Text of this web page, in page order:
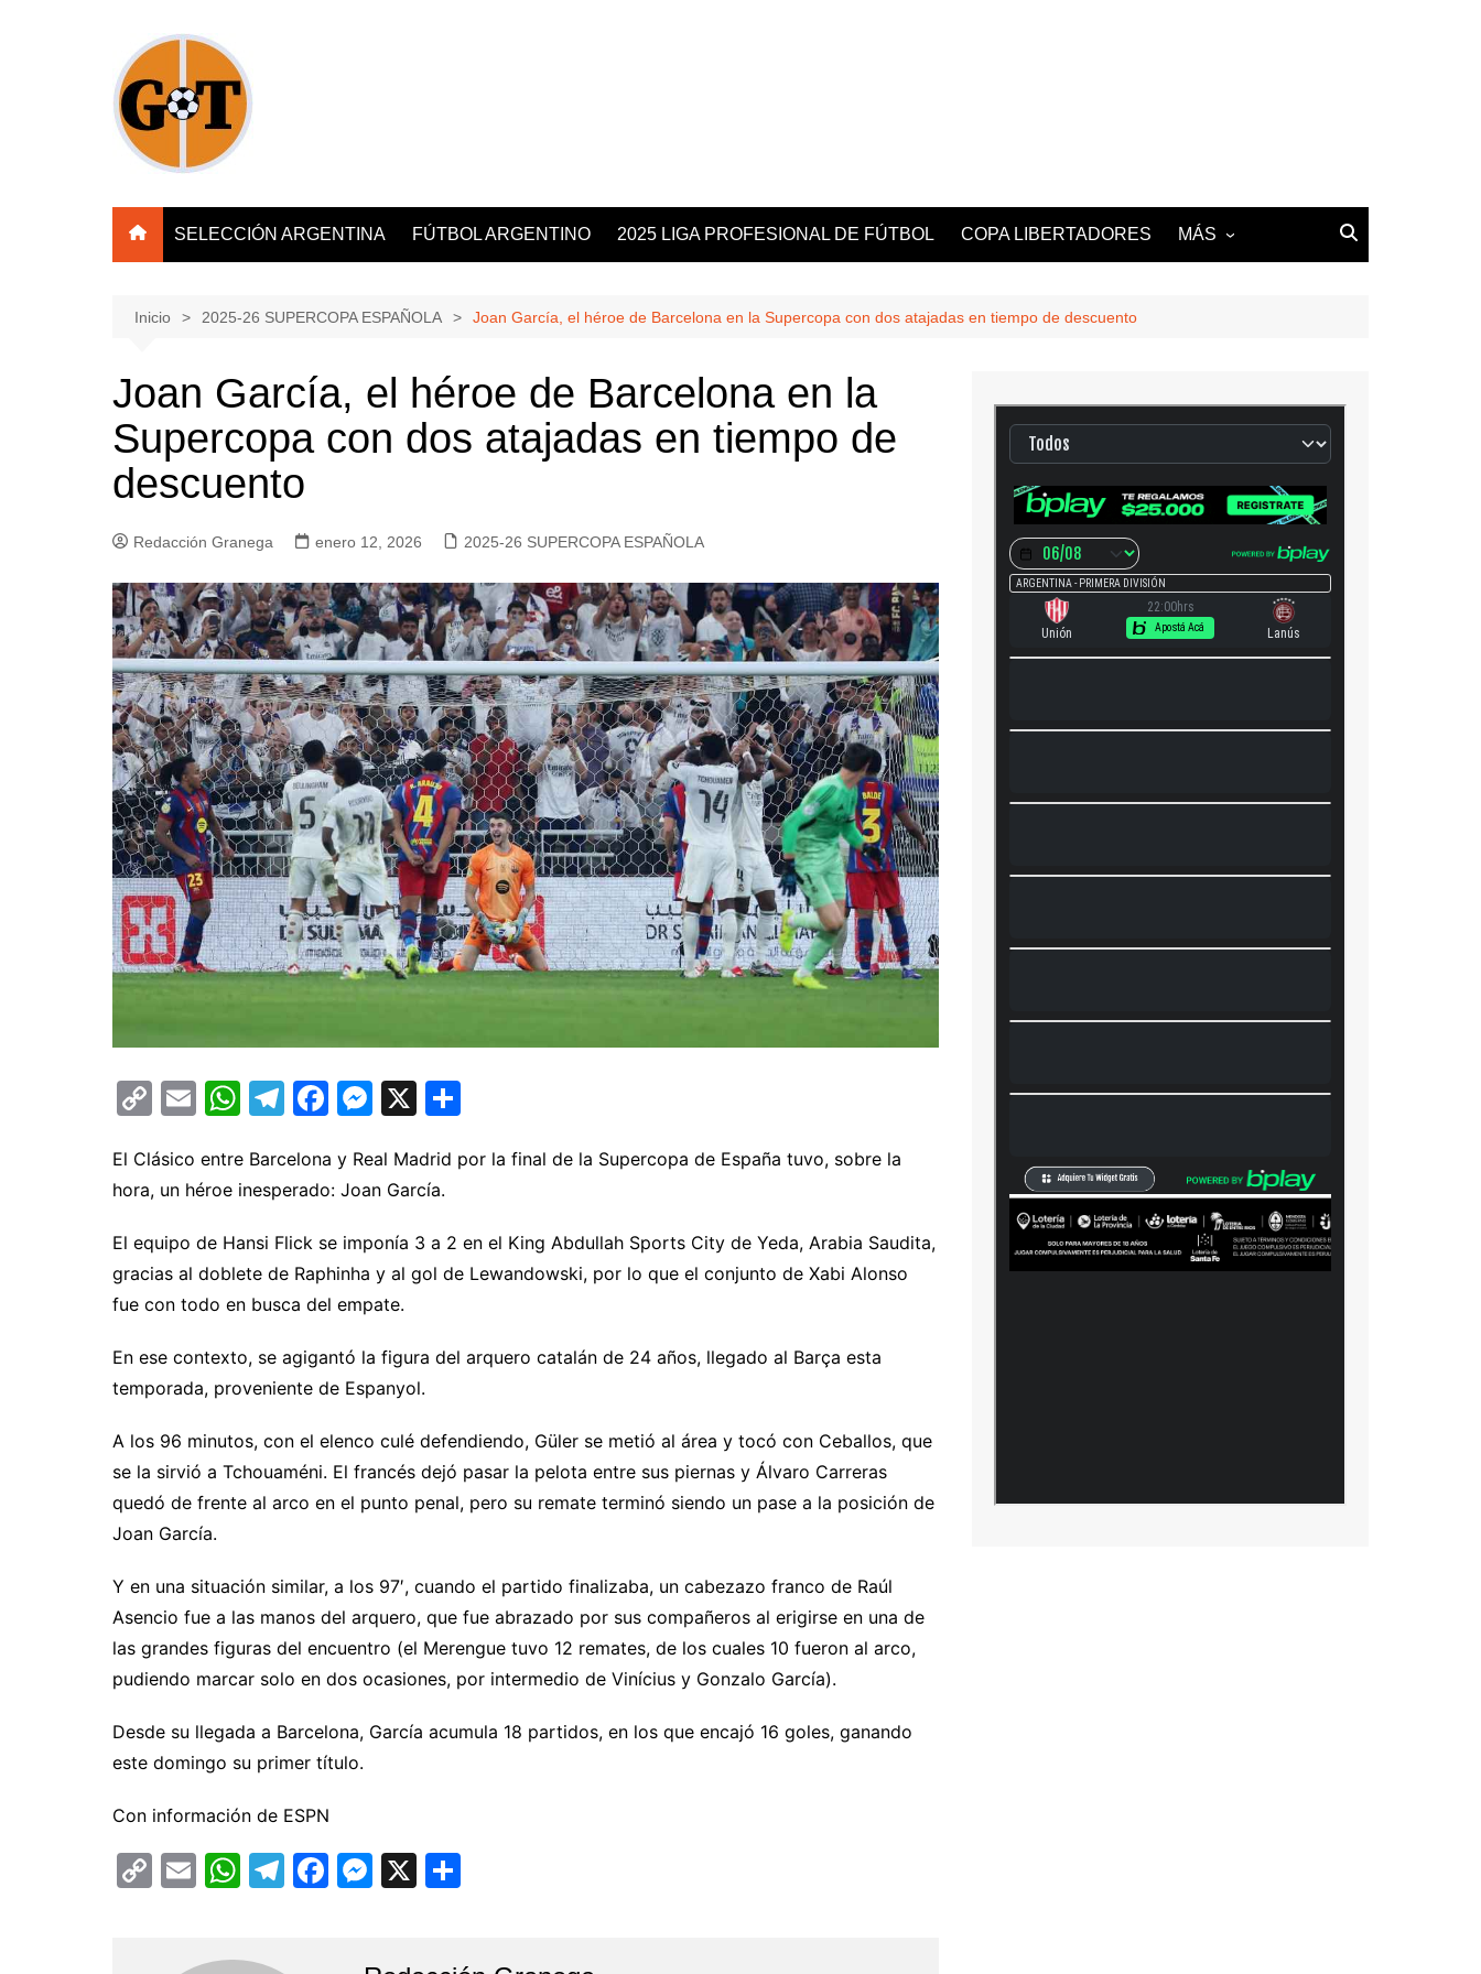
SELECCIÓN ARGENTINA FÚTBOL ARGENTINO 2025 LIGA PROFESIONAL DE FÚTBOL COPA LIBERTADORES MÁS
2025-26 SERIE A
Inicio 2025-26 SUPERCOPA ESPAÑOLA Joan García, el héroe de Barcelona en la Supercopa con dos atajadas en tiempo de descuento
Joan García, el héroe de Barcelona en la
Supercopa con dos atajadas en tiempo de
descuento
Redacción Granega enero 12, 2026 2025-26 SUPERCOPA ESPAÑOLA
C
p
y
Li
n
k
E
ai
l
W
at
s
A
p
p
T
e
gr
a
m
F
c
e
b
o
o
k
M
s
s
e
n
g
er
X
m
ar
tir
El Clásico entre Barcelona y Real Madrid por la final de la Supercopa de España tuvo, sobre la
hora, un héroe inesperado: Joan García.
El equipo de Hansi Flick se imponía 3 a 2 en el King Abdullah Sports City de Yeda, Arabia Saudita,
gracias al doblete de Raphinha y al gol de Lewandowski, por lo que el conjunto de Xabi Alonso
fue con todo en busca del empate.
En ese contexto, se agigantó la figura del arquero catalán de 24 años, llegado al Barça esta
temporada, proveniente de Espanyol.
A los 96 minutos, con el elenco culé defendiendo, Güler se metió al área y tocó con Ceballos, que
se la sirvió a Tchouaméni. El francés dejó pasar la pelota entre sus piernas y Álvaro Carreras
quedó de frente al arco en el punto penal, pero su remate terminó siendo un pase a la posición de
Joan García.
Y en una situación similar, a los 97′, cuando el partido finalizaba, un cabezazo franco de Raúl
Asencio fue a las manos del arquero, que fue abrazado por sus compañeros al erigirse en una de
las grandes figuras del encuentro (el Merengue tuvo 12 remates, de los cuales 10 fueron al arco,
pudiendo marcar solo en dos ocasiones, por intermedio de Vinícius y Gonzalo García).
Desde su llegada a Barcelona, García acumula 18 partidos, en los que encajó 16 goles, ganando
este domingo su primer título.
Con información de ESPN
C
E
W T
F
M X